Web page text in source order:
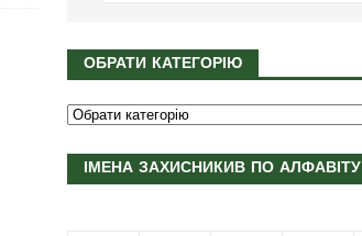
ОБРАТИ КАТЕГОРІЮ
ІМЕНА ЗАХИСНИКИВ ПО АЛФАВІТУ